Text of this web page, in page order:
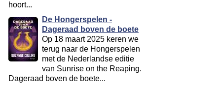
hoort...
De Hongerspelen -
Dageraad boven de boete
Op 18 maart 2025 keren we
terug naar de Hongerspelen
met de Nederlandse editie
van Sunrise on the Reaping.
Dageraad boven de boete...